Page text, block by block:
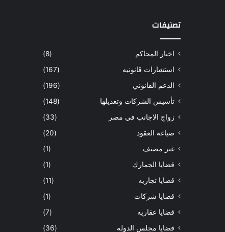
تصنيفات
اخبار المحاكم
(8)
استشارات قانونيه
(167)
الدعم القانوني
(196)
تأسيس الشركات وتعديلها
(148)
زواج الاجانب في مصر
(33)
صياغة العقود
(20)
غير مصنف
(1)
قضايا الجمارك
(1)
قضايا تجاريه
(11)
قضايا شركات
(1)
قضايا عقاريه
(7)
قضايا مجلس الدوله
(36)